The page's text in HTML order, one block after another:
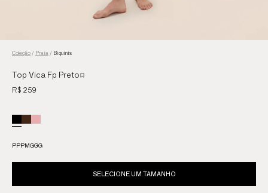
Coleção / Praia / Biquinis
Top Vica Fp Preto
R$ 259
PPPMGGG
SELECIONE UM TAMANHO